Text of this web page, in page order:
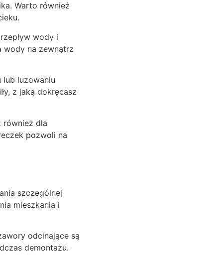
Warto również
wody i
wody na zewnątrz
lub luzowaniu
z jaką dokręcasz
również dla
pozwoli na
szczególnej
mieszkania i
odcinające są
demontażu.